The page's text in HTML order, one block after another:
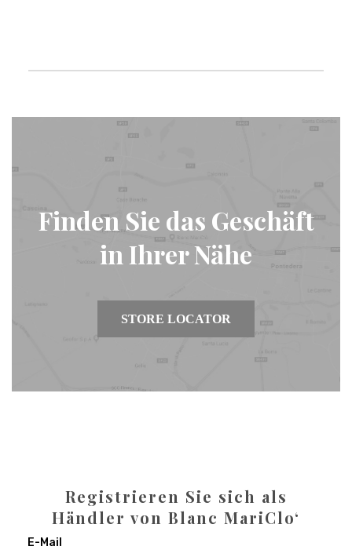
Finden Sie das Geschäft
in Ihrer Nähe
STORE LOCATOR
Registrieren Sie sich als
Händler von Blanc MariClo‘
E-Mail